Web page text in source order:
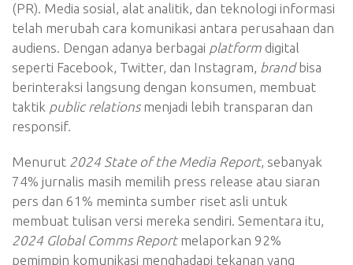
(PR). Media sosial, alat analitik, dan teknologi informasi
telah merubah cara komunikasi antara perusahaan dan
audiens. Dengan adanya berbagai platform digital
seperti Facebook, Twitter, dan Instagram, brandbisa
berinteraksi langsung dengan konsumen, membuat
taktik public relationsmenjadi lebih transparan dan
responsif.
Menurut 2024 State of the Media Report, sebanyak
74% jurnalis masih memilih press release atau siaran
pers dan 61% meminta sumber riset asli untuk
membuat tulisan versi mereka sendiri. Sementara itu,
2024 Global Comms Reportmelaporkan 92%
pemimpin komunikasi menghadapi tekanan yang